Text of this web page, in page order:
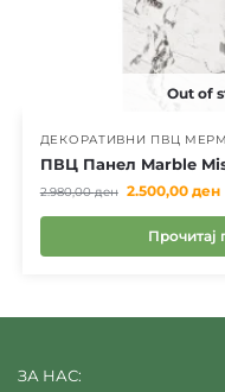
Out of
ДЕКОРАТИВНИ ПВЦ
ПВЦ Панел Marble
2.980,00ден 2.500,00 ден
Прочитај
ЗА НАС: